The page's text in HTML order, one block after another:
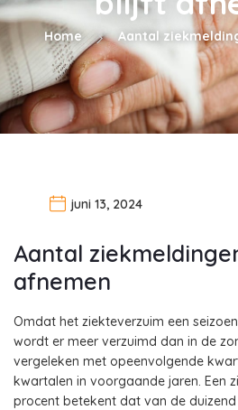
Home Aantal
juni 13, 2024
Aantal
afnemen
Omdat het ziekteverzuim een
wordt er meer verzuimd dan in de
vergeleken met opeenvolgende
kwartalen in voorgaande jaren. Een
procent betekent dat van de